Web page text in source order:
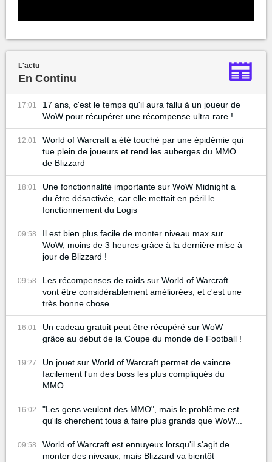
L'actu
En Continu
17:01
17 ans, c'est le temps qu'il aura fallu à un joueur de
WoW pour récupérer une récompense ultra rare !
12:01
World of Warcraft a été touché par une épidémie qui
tue plein de joueurs et rend les auberges du MMO
de Blizzard
18:01
Une fonctionnalité importante sur WoW Midnight a
du être désactivée, car elle mettait en péril le
fonctionnement du Logis
09:58
Il est bien plus facile de monter niveau max sur
WoW, moins de 3 heures grâce à la dernière mise à
jour de Blizzard !
09:58
Les récompenses de raids sur World of Warcraft
vont être considérablement améliorées, et c'est une
très bonne chose
16:01
Un cadeau gratuit peut être récupéré sur WoW
grâce au début de la Coupe du monde de Football !
19:27
Un jouet sur World of Warcraft permet de vaincre
facilement l'un des boss les plus compliqués du
MMO
16:02
"Les gens veulent des MMO", mais le problème est
qu'ils cherchent tous à faire plus grands que WoW...
09:58
World of Warcraft est ennuyeux lorsqu'il s'agit de
monter des niveaux, mais Blizzard va bientôt